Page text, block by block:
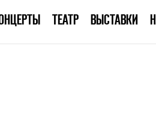
ТЕАТР ВЫСТАВКИ